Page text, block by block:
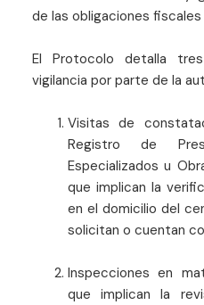
de las obligaciones
El Protocolo detalla
vigilancia por parte de la
Visitas de
Registro de
Especializados u
que implican la
en el domicilio del
solicitan o cuentan
Inspecciones en
que implican la